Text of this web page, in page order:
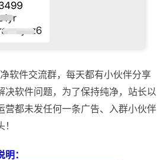
软件交流群，每天都有小伙伴分享
决软件问题，为了保持纯净，站长以
营都未发任何一条广告、入群小伙伴
：